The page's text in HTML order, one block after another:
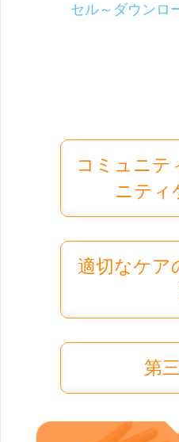
セル～ダウンロ
コミュニテ
ニティ
適切なケア
第